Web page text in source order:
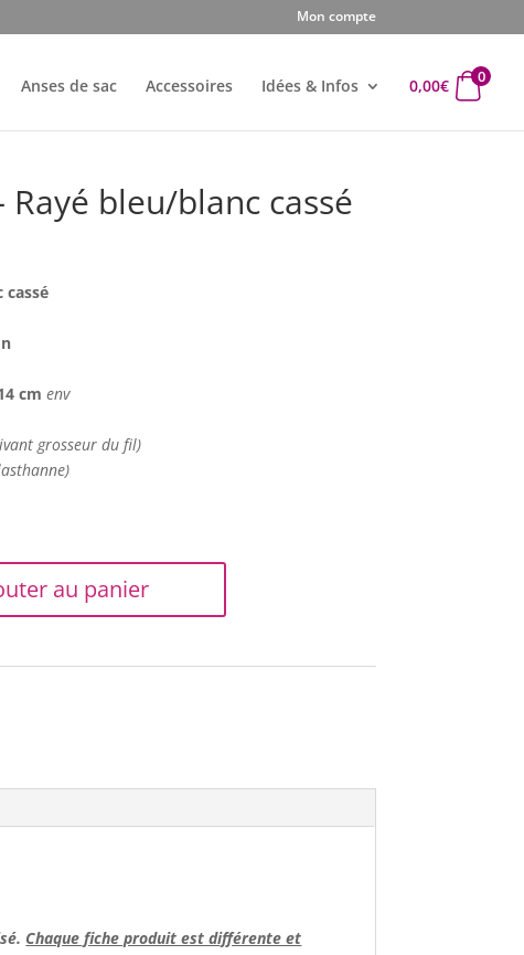
Mon compte
Anses de sac Accessoires Idées & Infos 0,00€ 0
Rayé bleu/blanc cassé
:
cassé
cm env
grosseur du fil)
au panier
Chaque fiche produit est différente et